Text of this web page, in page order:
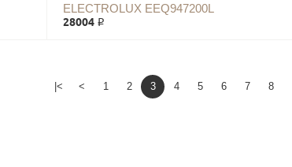
ELECTROLUX EEQ947200L
28004 ₽
|< < 1 2 3 4 5 6 7 8